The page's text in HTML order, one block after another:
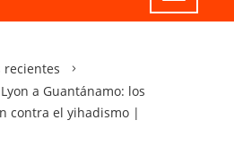
recientes
a Guantánamo: los
contra el yihadismo |